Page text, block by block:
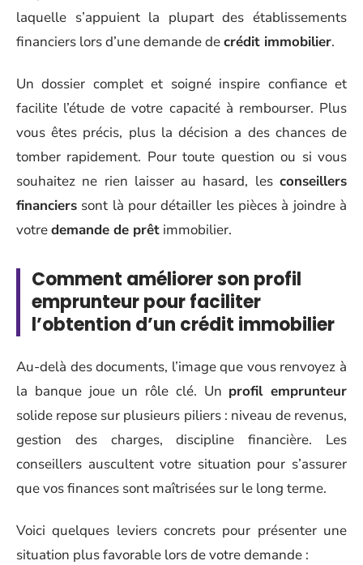
laquelle s’appuient la plupart des établissements
financiers lors d’une demande decrédit immobilier.
Un dossier complet et soigné inspire confiance et
facilite l’étude de votre capacité à rembourser. Plus
vous êtes précis, plus la décision a des chances de
tomber rapidement. Pour toute question ou si vous
souhaitez ne rien laisser au hasard, les conseillers
financiers sont là pour détailler les pièces à joindre à
votredemande de prêt immobilier.
Comment améliorer son profil
emprunteur pour faciliter
l’obtention d’un crédit immobilier
Au-delà des documents, l’image que vous renvoyez à
la banque joue un rôle clé. Un profil emprunteur
solide repose sur plusieurs piliers : niveau de revenus,
gestion des charges, discipline financière. Les
conseillers auscultent votre situation pour s’assurer
que vos finances sont maîtrisées sur le long terme.
Voici quelques leviers concrets pour présenter une
situation plus favorable lors de votre demande :